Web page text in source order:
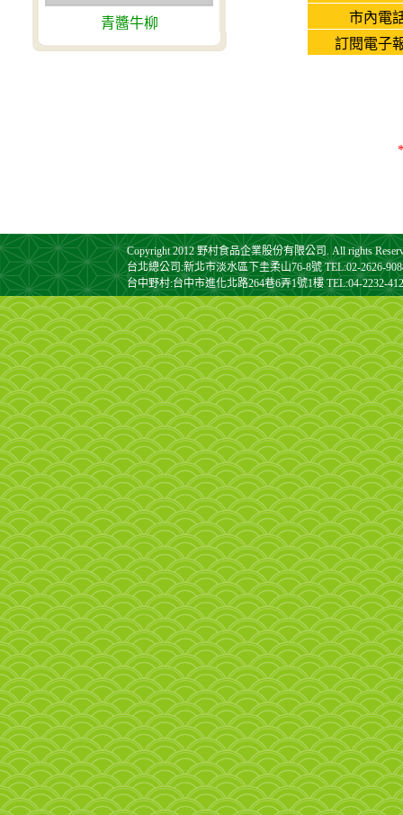
青醬牛柳
市內電
訂閱電子
Copyright 2012 野村食品企業股份有限公司. All rights
台北總公司:新北市淡水區下圭柔山76-8號 TEL:02-2626-
台中野村:台中市進化北路264巷6弄1號1樓 TEL:04-2232-